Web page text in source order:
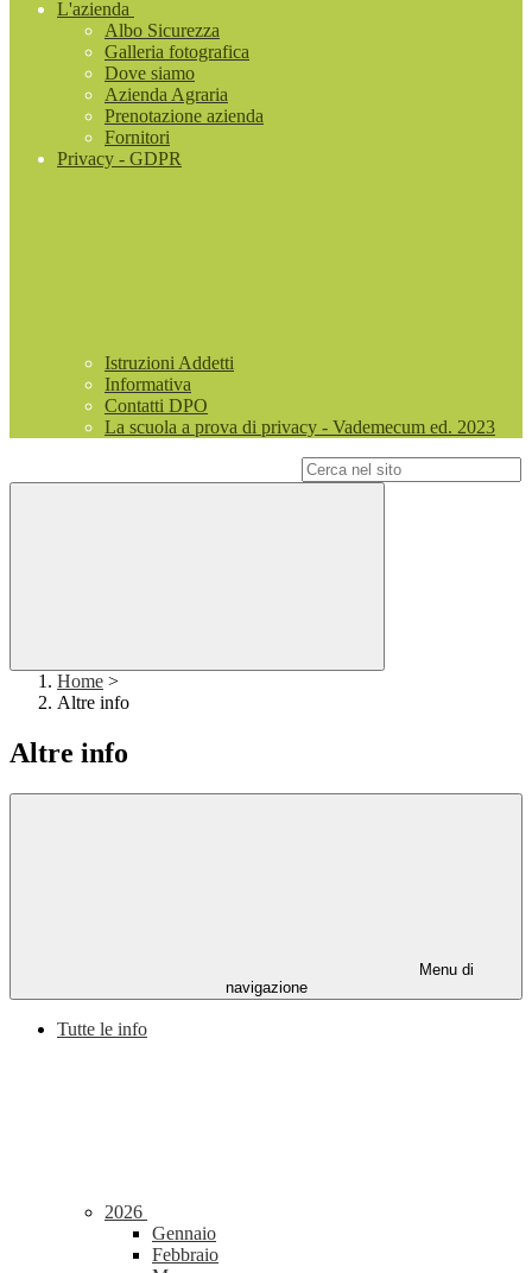
L'azienda
Albo Sicurezza
Galleria fotografica
Dove siamo
Azienda Agraria
Prenotazione azienda
Fornitori
Privacy - GDPR
Istruzioni Addetti
Informativa
Contatti DPO
La scuola a prova di privacy - Vademecum ed. 2023
Home >
Altre info
Altre info
Menu di
navigazione
Tutte le info
2026
Gennaio
Febbraio